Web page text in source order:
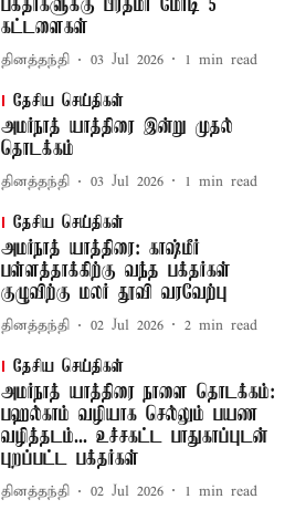
பக்தர்களுக்கு பிரதமர் மோடி 5
கட்டளைகள்
தினத்தந்தி 03 Jul 2026 1 min read
தேசிய செய்திகள்
அமர்நாத் யாத்திரை இன்று முதல்
தொடக்கம்
தினத்தந்தி 03 Jul 2026 1 min read
தேசிய செய்திகள்
அமர்நாத் யாத்திரை: காஷ்மீர்
பள்ளத்தாக்கிற்கு வந்த பக்தர்கள்
குழுவிற்கு மலர் தூவி வரவேற்பு
தினத்தந்தி 02 Jul 2026 2 min read
தேசிய செய்திகள்
அமர்நாத் யாத்திரை நாளை தொடக்கம்:
பஹல்காம் வழியாக செல்லும் பயண
வழித்தடம்... உச்சகட்ட பாதுகாப்புடன்
புறப்பட்ட பக்தர்கள்
தினத்தந்தி 02 Jul 2026 1 min read